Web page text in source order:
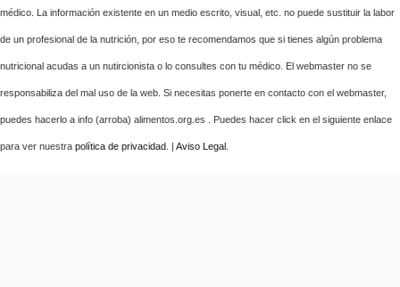
médico. La información existente en un medio escrito, visual, etc. no puede sustituir la labor
de un profesional de la nutrición, por eso te recomendamos que si tienes algún problema
nutricional acudas a un nutircionista o lo consultes con tu médico. El webmaster no se
responsabiliza del mal uso de la web. Si necesitas ponerte en contacto con el webmaster,
puedes hacerlo a info (arroba) alimentos.org.es . Puedes hacer click en el siguiente enlace
para ver nuestra política de privacidad . | Aviso Legal